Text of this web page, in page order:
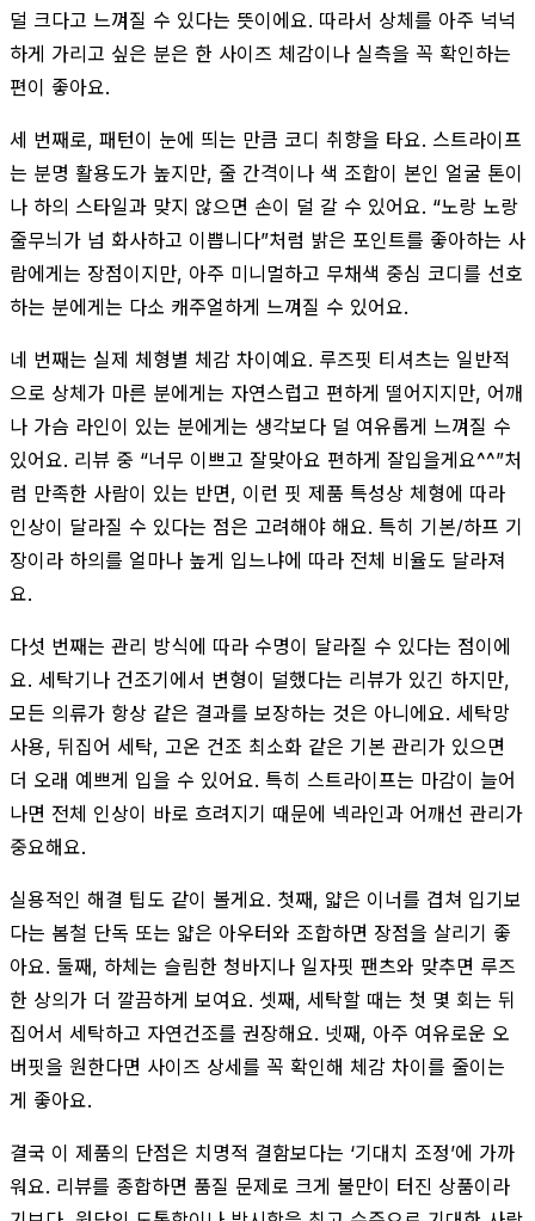
덜 크다고 느껴질 수 있다는 뜻이에요. 따라서 상체를 아주 넉넉
하게 가리고 싶은 분은 한 사이즈 체감이나 실측을 꼭 확인하는
편이 좋아요.
세 번째로, 패턴이 눈에 띄는 만큼 코디 취향을 타요. 스트라이프
는 분명 활용도가 높지만, 줄 간격이나 색 조합이 본인 얼굴 톤이
나 하의 스타일과 맞지 않으면 손이 덜 갈 수 있어요. “노랑 노랑
줄무늬가 넘 화사하고 이쁩니다”처럼 밝은 포인트를 좋아하는 사
람에게는 장점이지만, 아주 미니멀하고 무채색 중심 코디를 선호
하는 분에게는 다소 캐주얼하게 느껴질 수 있어요.
네 번째는 실제 체형별 체감 차이예요. 루즈핏 티셔츠는 일반적
으로 상체가 마른 분에게는 자연스럽고 편하게 떨어지지만, 어깨
나 가슴 라인이 있는 분에게는 생각보다 덜 여유롭게 느껴질 수
있어요. 리뷰 중 “너무 이쁘고 잘맞아요 편하게 잘입을게요^^”처
럼 만족한 사람이 있는 반면, 이런 핏 제품 특성상 체형에 따라
인상이 달라질 수 있다는 점은 고려해야 해요. 특히 기본/하프 기
장이라 하의를 얼마나 높게 입느냐에 따라 전체 비율도 달라져
요.
다섯 번째는 관리 방식에 따라 수명이 달라질 수 있다는 점이에
요. 세탁기나 건조기에서 변형이 덜했다는 리뷰가 있긴 하지만,
모든 의류가 항상 같은 결과를 보장하는 것은 아니에요. 세탁망
사용, 뒤집어 세탁, 고온 건조 최소화 같은 기본 관리가 있으면
더 오래 예쁘게 입을 수 있어요. 특히 스트라이프는 마감이 늘어
나면 전체 인상이 바로 흐려지기 때문에 넥라인과 어깨선 관리가
중요해요.
실용적인 해결 팁도 같이 볼게요. 첫째, 얇은 이너를 겹쳐 입기보
다는 봄철 단독 또는 얇은 아우터와 조합하면 장점을 살리기 좋
아요. 둘째, 하체는 슬림한 청바지나 일자핏 팬츠와 맞추면 루즈
한 상의가 더 깔끔하게 보여요. 셋째, 세탁할 때는 첫 몇 회는 뒤
집어서 세탁하고 자연건조를 권장해요. 넷째, 아주 여유로운 오
버핏을 원한다면 사이즈 상세를 꼭 확인해 체감 차이를 줄이는
게 좋아요.
결국 이 제품의 단점은 치명적 결함보다는 ‘기대치 조정’에 가까
워요. 리뷰를 종합하면 품질 문제로 크게 불만이 터진 상품이라